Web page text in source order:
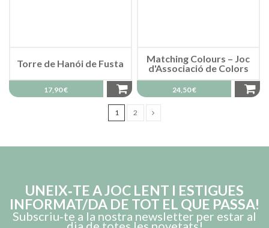
Torre de Hanói de Fusta
17,90 €
Matching Colours – Joc
d'Associació de Colors
24,50 €
1 2
UNEIX‑TE A JOC LENT I ESTIGUES
INFORMAT/DA DE TOT EL QUE PASSA!
Subscriu‑te a la nostra newsletter per estar al